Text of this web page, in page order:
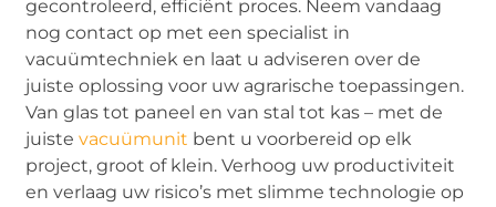
gecontroleerd, efficiënt proces. Neem vandaag
nog contact op met een specialist in
vacuümtechniek en laat u adviseren over de
juiste oplossing voor uw agrarische toepassingen.
Van glas tot paneel en van stal tot kas – met de
juistevacuümunit bent u voorbereid op elk
project, groot of klein. Verhoog uw productiviteit
en verlaag uw risico’s met slimme technologie op